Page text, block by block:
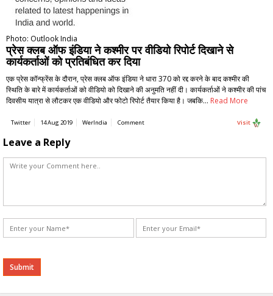
Photo: Outlook India
प्रेस क्लब ऑफ इंडिया ने कश्मीर पर वीडियो रिपोर्ट दिखाने से
कार्यकर्ताओं को प्रतिबंधित कर दिया
एक प्रेस कॉन्फ्रेंस के दौरान, प्रेस क्लब ऑफ इंडिया ने धारा 370 को रद्द करने के बाद कश्मीर की
स्थिति के बारे में कार्यकर्ताओं को वीडियो को दिखाने की अनुमति नहीं दी। कार्यकर्ताओं ने कश्मीर की पांच
दिवसीय यात्रा से लौटकर एक वीडियो और फोटो रिपोर्ट तैयार किया है। जबकि… Read More
Twitter 14 Aug 2019 WerIndia Comment Visit
Leave a Reply
Alternative: